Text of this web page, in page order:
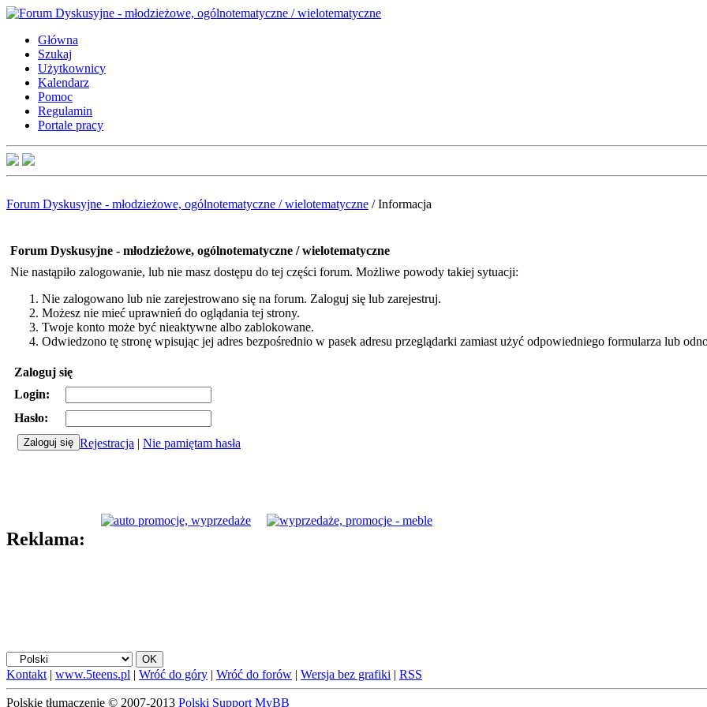
Główna
Szukaj
Użytkownicy
Kalendarz
Pomoc
Regulamin
Portale pracy
Forum Dyskusyjne - młodzieżowe, ogólnotematyczne / wielotematyczne /Informacja
Forum Dyskusyjne - młodzieżowe, ogólnotematyczne / wielotematyczne
Nie nastąpiło zalogowanie, lub nie masz dostępu do tej części forum. Możliwe powody takiej sytuacji:
Nie zalogowano lub nie zarejestrowano się na forum. Zaloguj się lub zarejestruj.
Możesz nie mieć uprawnień do oglądania tej strony.
Twoje konto może być nieaktywne albo zablokowane.
Odwiedzono tę stronę wpisując jej adres bezpośrednio w pasek adresu przeglądarki zamiast użyć odpowiedniego formularza lub
Zaloguj się
Login:
Hasło:
Rejestracja | Nie pamiętam hasła
Reklama:
Kontakt | www.5teens.pl | Wróć do góry | Wróć do forów | Wersja bez grafiki | RSS
Polskie tłumaczenie © 2007-2013 Polski Support MyBB